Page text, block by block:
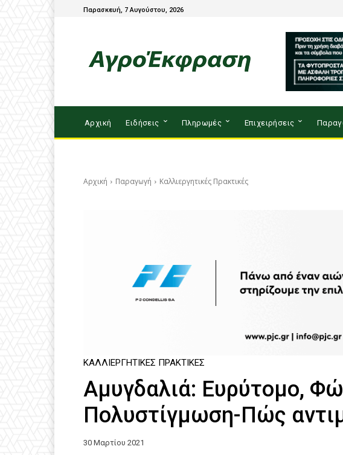
Παρασκευή, 7 Αυγούστου, 2026
Αρχική Ειδήσεις Πληρωμές Επιχειρήσεις
Αρχική Παραγωγή Καλλιεργητικές Πρακτικές
ΚΑΛΛΙΕΡΓΗΤΙΚΈΣ ΠΡΑΚΤΙΚΈΣ
Αμυγδαλιά: Ευρύτομο,
Πολυστίγμωση-Πώς
30 Μαρτίου 2021